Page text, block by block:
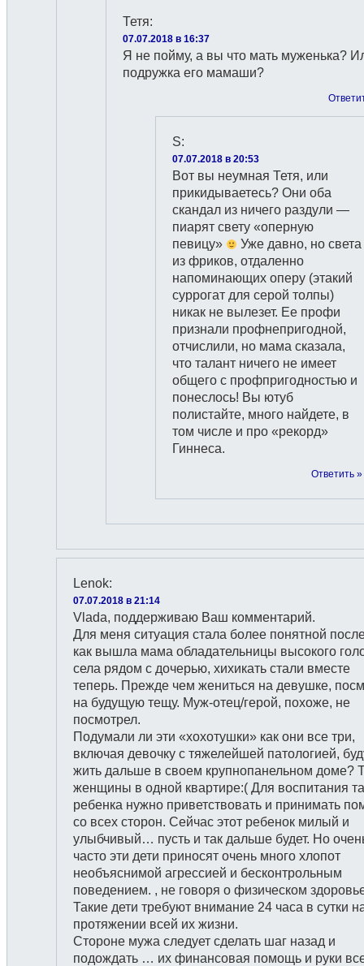
Тетя:
07.07.2018 в 16:37
Я не пойму, а вы что мать муженька?
подружка его мамаши?
S:
07.07.2018 в 20:53
Вот вы неумная Тетя, или
прикидываетесь? Они оба
скандал из ничего раздули —
пиарят свету «оперную
певицу»
Уже давно, но света
из фриков, отдаленно
напоминающих оперу (этакий
суррогат для серой толпы)
никак не вылезет. Ее профи
признали профнепригодной,
отчислили, но мама сказала,
что талант ничего не имеет
общего с профпригодностью и
понеслось! Вы ютуб
полистайте, много найдете, в
том числе и про «рекорд»
Гиннеса.
Ответить »
Lenok:
07.07.2018 в 21:14
Vlada, поддерживаю Ваш комментарий.
Для меня ситуация стала более понятной
как вышла мама обладательницы высокого
села рядом с дочерью, хихикать стали вместе
теперь. Прежде чем жениться на девушке,
на будущую тещу. Муж-отец/герой, похоже, не
посмотрел.
Подумали ли эти «хохотушки» как они все три,
включая девочку с тяжелейшей патологией,
жить дальше в своем крупнопанельном доме?
женщины в одной квартире:( Для воспитания
ребенка нужно приветствовать и принимать
со всех сторон. Сейчас этот ребенок милый и
улыбчивый… пусть и так дальше будет. Но
часто эти дети приносят очень много хлопот
необъяснимой агрессией и бесконтрольным
поведением. , не говоря о физическом
Такие дети требуют внимание 24 часа в сутки
протяжении всей их жизни.
Стороне мужа следует сделать шаг назад и
подождать … их финансовая помощь и руки